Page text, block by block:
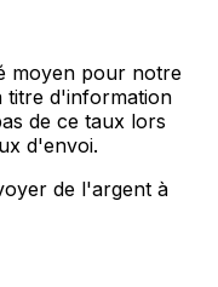
moyen pour notre
titre d'information
de ce taux lors
d'envoi.
de l'argent à